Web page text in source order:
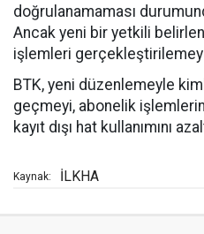
doğrulanamaması
Ancak yeni bir yetkili
işlemleri
BTK, yeni düzenlemeyle
geçmeyi, abonelik
kayıt dışı hat kullanımını
Kaynak: İLKHA